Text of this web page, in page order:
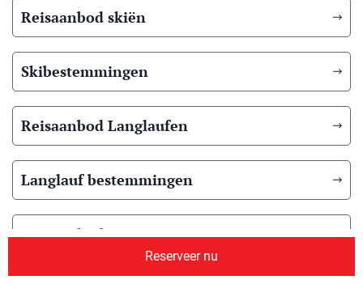
Reserveer nu
Reisaanbod skiën
Skibestemmingen
Reisaanbod Langlaufen
Langlauf bestemmingen
Reisaanbod zomer